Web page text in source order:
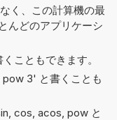
く、この計算機の最
んどのアプリケーシ
こともできます。
3' と書くことも
cos, acos, pow と